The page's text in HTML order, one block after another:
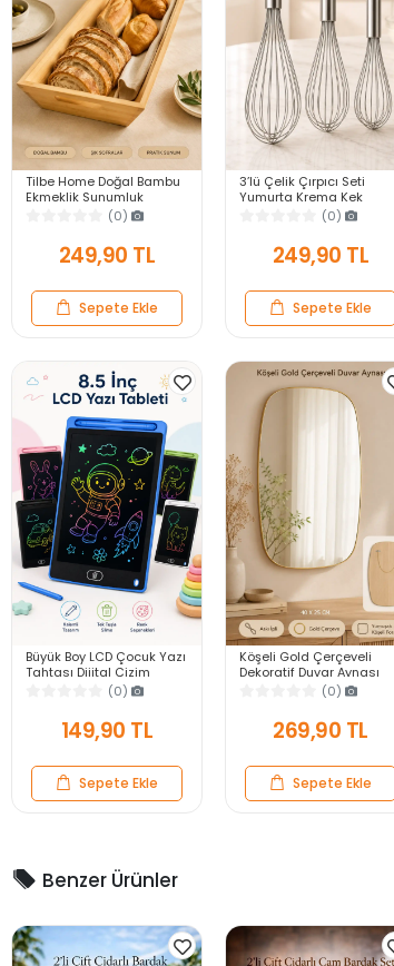
Tilbe Home Doğal Bambu
Ekmeklik Sunumluk
Dikdörtgen Kahvaltı ve
(0)
249,90 TL
Sepete Ekle
3’lü Çelik Çırpıcı Seti
Yumurta Krema Kek
Hamuru Çırpma Teli Pratik
Sos Karıştırıcı Mutfak Teli
(0)
249,90 TL
Sepete Ekle
Büyük Boy LCD Çocuk Yazı
Tahtası Dijital Çizim
Tableti Kalemli Silinebilir
8.5′ Oyuncak Not Defteri
(0)
149,90 TL
Sepete Ekle
Köşeli Gold Çerçeveli
Dekoratif Duvar Aynası
40X25 Askılı Modern
Salon Antre Banyo Yatak
Odası Ayna
(0)
269,90 TL
Sepete Ekle
Benzer Ürünler